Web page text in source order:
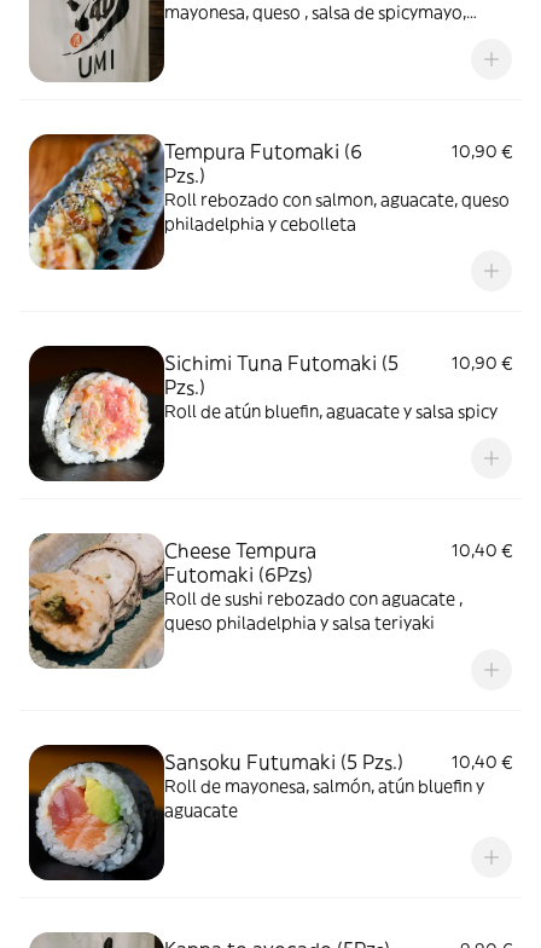
mayonesa, queso , salsa de spicymayo,
Tempura Futomaki (6
Pzs.)
10,90 €
Roll rebozado con salmon, aguacate, queso
philadelphia y cebolleta
Sichimi Tuna Futomaki (5
Pzs.)
10,90 €
Roll de atún bluefin, aguacate y salsa spicy
Cheese Tempura
Futomaki (6Pzs)
10,40 €
Roll de sushi rebozado con aguacate ,
queso philadelphia y salsa teriyaki
Sansoku Futumaki (5 Pzs.)
10,40 €
Roll de mayonesa, salmón, atún bluefin y
aguacate